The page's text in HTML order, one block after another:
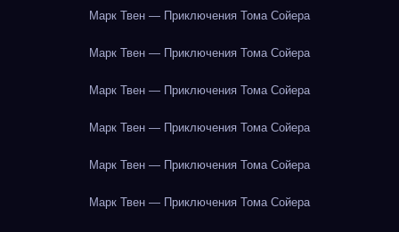
Марк Твен — Приключения Тома Сойера
Марк Твен — Приключения Тома Сойера
Марк Твен — Приключения Тома Сойера
Марк Твен — Приключения Тома Сойера
Марк Твен — Приключения Тома Сойера
Марк Твен — Приключения Тома Сойера